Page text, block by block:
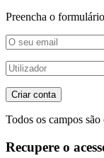
Preencha o
Todos os campos
Recupere o